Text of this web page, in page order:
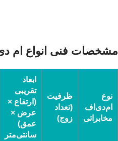
مشخصات فنی انواع ام
نوع
ام‌دی‌اف
مخابراتی
ظرفیت
(تعداد
زوج)
ابعاد
تقریبی
(ارتفاع ×
عرض ×
عمق)
سانتی‌متر